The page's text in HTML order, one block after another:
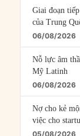
Giai đoạn
của Trung
06/08/2026
Nỗ lực âm
Mỹ Latinh
06/08/2026
Nợ cho kẻ
việc cho
05/08/2026